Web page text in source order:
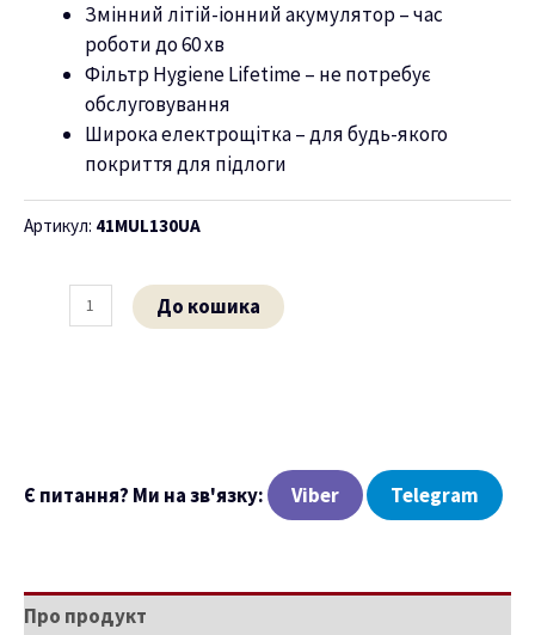
Змінний літій-іонний акумулятор – час
роботи до 60 хв
Фільтр Hygiene Lifetime – не потребує
обслуговування
Широка електрощітка – для будь-якого
покриття для підлоги
Артикул: 41MUL130UA
До кошика
Є питання? Ми на зв'язку: Viber Telegram
Про продукт